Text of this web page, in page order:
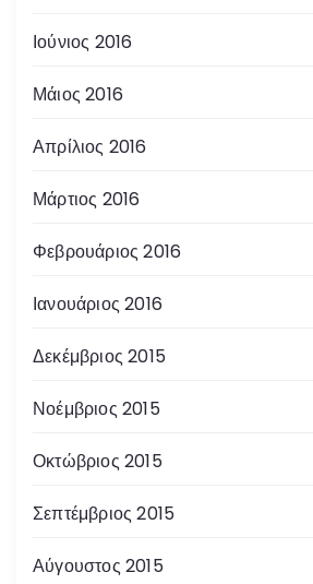
Ιούνιος 2016
Μάιος 2016
Απρίλιος 2016
Μάρτιος 2016
Φεβρουάριος 2016
Ιανουάριος 2016
Δεκέμβριος 2015
Νοέμβριος 2015
Οκτώβριος 2015
Σεπτέμβριος 2015
Αύγουστος 2015